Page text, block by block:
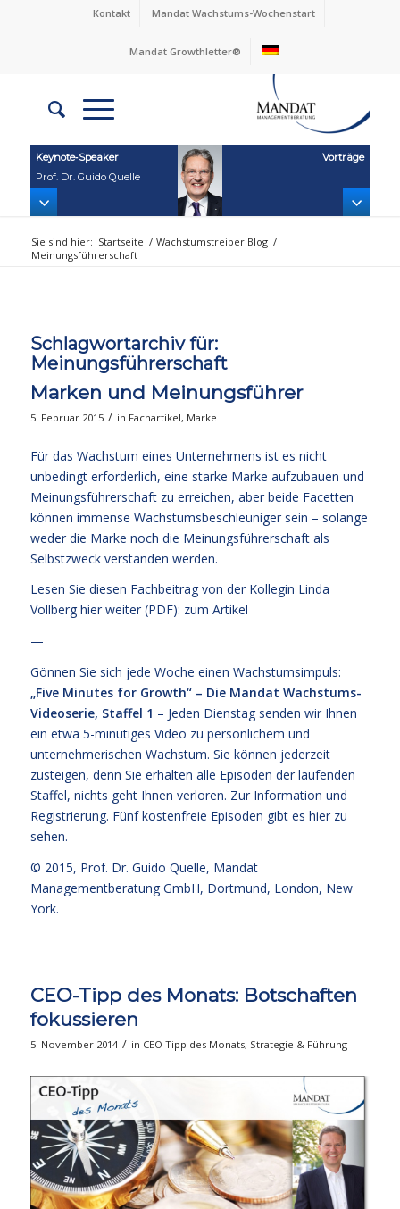
Kontakt Mandat Wachstums-Wochenstart
Mandat Growthletter®
Keynote‑Speaker
Prof. Dr. Guido Quelle
Vorträge
Sie sind hier: Startseite / Wachstumstreiber Blog /
Meinungsführerschaft
Schlagwortarchiv für:
Meinungsführerschaft
Marken und Meinungsführer
5. Februar 2015 / in Fachartikel, Marke
Für das Wachstum eines Unternehmens ist es nicht
unbedingt erforderlich, eine starke Marke aufzubauen und
Meinungsführerschaft zu erreichen, aber beide Facetten
können immense Wachstumsbeschleuniger sein – solange
weder die Marke noch die Meinungsführerschaft als
Selbstzweck verstanden werden.
Lesen Sie diesen Fachbeitrag von der Kollegin Linda
Vollberg hier weiter (PDF): zum Artikel
—
Gönnen Sie sich jede Woche einen Wachstumsimpuls:
„Five Minutes for Growth“ – Die Mandat Wachstums-
Videoserie, Staffel 1 – Jeden Dienstag senden wir Ihnen
ein etwa 5-minütiges Video zu persönlichem und
unternehmerischen Wachstum. Sie können jederzeit
zusteigen, denn Sie erhalten alle Episoden der laufenden
Staffel, nichts geht Ihnen verloren. Zur Information und
Registrierung. Fünf kostenfreie Episoden gibt es hier zu
sehen.
© 2015, Prof. Dr. Guido Quelle, Mandat
Managementberatung GmbH, Dortmund, London, New
York.
CEO-Tipp des Monats: Botschaften
fokussieren
5. November 2014 / in CEO Tipp des Monats, Strategie & Führung